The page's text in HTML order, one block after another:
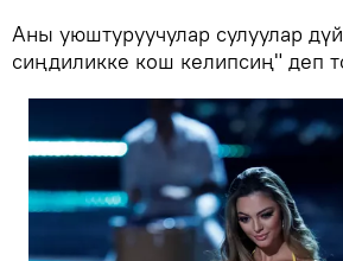
​Аны уюштуруучулар сулуулар
сиңдиликке кош келипсиң" деп